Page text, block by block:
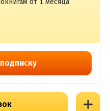
от 1 месяца